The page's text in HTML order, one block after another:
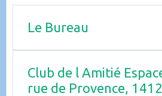
Le Bureau
Club de l Amitié Espace Associatif 4
rue de Provence,